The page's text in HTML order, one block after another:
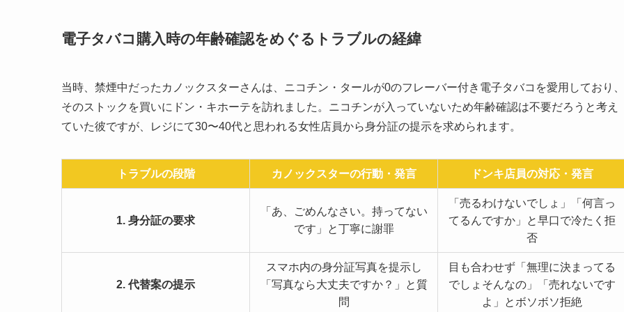
電子タバコ購入時の年齢確認をめぐるトラブルの経緯
当時、禁煙中だったカノックスターさんは、ニコチン・タールが0のフレーバー付き電子タバコを愛用しており、
そのストックを買いにドン・キホーテを訪れました。ニコチンが入っていないため年齢確認は不要だろうと考え
ていた彼ですが、レジにて30〜40代と思われる女性店員から身分証の提示を求められます。
トラブルの段階 カノックスターの行動・発言 ドンキ店員の対応・発言
1. 身分証の要求
「あ、ごめんなさい。持ってない
です」と丁寧に謝罪
「売るわけないでしょ」「何言っ
てるんですか」と早口で冷たく拒
否
2. 代替案の提示
スマホ内の身分証写真を提示し
「写真なら大丈夫ですか？」と質
問
目も合わせず「無理に決まってる
でしょそんなの」「売れないです
よ」とボソボソ拒絶